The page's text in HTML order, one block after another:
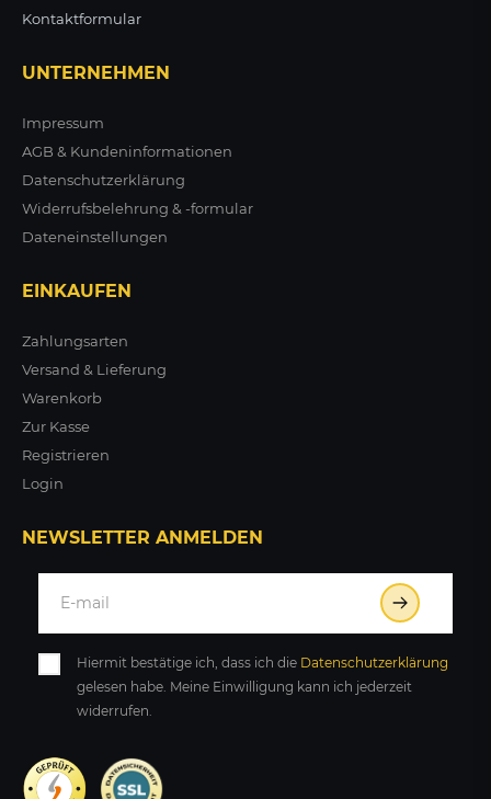
Kontaktformular
UNTERNEHMEN
Impressum
AGB & Kundeninformationen
Datenschutzerklärung
Widerrufsbelehrung & -formular
Dateneinstellungen
EINKAUFEN
Zahlungsarten
Versand & Lieferung
Warenkorb
Zur Kasse
Registrieren
Login
NEWSLETTER ANMELDEN
Hiermit bestätige ich, dass ich die Daten­schutz­erklärung
gelesen habe. Meine Einwilligung kann ich jederzeit
widerrufen.